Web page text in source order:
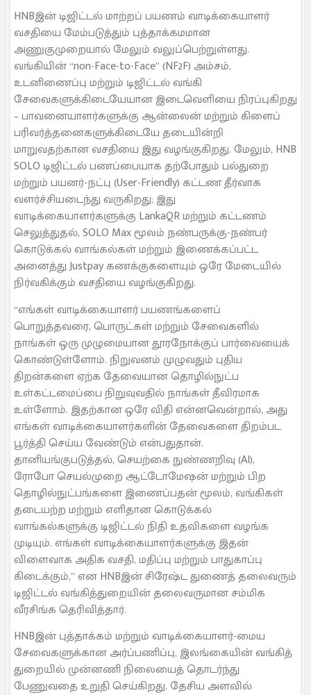
HNBஇன் டிஜிட்டல் மாற்றப் பயணம் வாடிக்கையாளர்
வசதியை மேம்படுத்தும் புத்தாக்கமமான
அணுகுமுறையால் மேலும் வலுப்பெற்றுள்ளது.
வங்கியின் “non-Face-to-Face” (NF2F) அம்சம்,
உடனிணைப்பு மற்றும் டிஜிட்டல் வங்கி
சேவைகளுக்கிடையேயான இடைவெளியை நிரப்புகிறது
– பாவனையாளர்களுக்கு ஆன்லைன் மற்றும் கிளைப்
பரிவர்த்தனைகளுக்கிடையே தடையின்றி
மாறுவதற்கான வசதியை இது வழங்குகிறது. மேலும், HNB
SOLO டிஜிட்டல் பணப்பையாக தற்போதும் பல்துறை
மற்றும் பயனர்-நட்பு (User-Friendly) கட்டண தீர்வாக
வளர்ச்சியடைந்து வருகிறது; இது
வாடிக்கையாளர்களுக்கு LankaQR மற்றும் கட்டணம்
செலுத்துதல், SOLO Max மூலம் நண்பருக்கு-நண்பர்
கொடுக்கல் வாங்கல்கள் மற்றும் இணைக்கப்பட்ட
அனைத்து Justpay கணக்குகளையும் ஒரே மேடையில்
நிர்வகிக்கும் வசதியை வழங்குகிறது.
“எங்கள் வாடிக்கையாளர் பயணங்களைப்
பொறுத்தவரை, பொருட்கள் மற்றும் சேவைகளில்
நாங்கள் ஒரு முழுமையான தூரநோக்குப் பார்வையைக்
கொண்டுள்ளோம். நிறுவனம் முழுவதும் புதிய
திறன்களை ஏற்க தேவையான தொழில்நுட்ப
உள்கட்டமைப்பை நிறுவுவதில் நாங்கள் தீவிரமாக
உள்ளோம். இதற்கான ஒரே விதி என்னவென்றால், அது
எங்கள் வாடிக்கையாளர்களின் தேவைகளை திறம்பட
பூர்த்தி செய்ய வேண்டும் என்பதுதான்.
தானியங்குபடுத்தல், செயற்கை நுண்ணறிவு (AI),
ரோபோ செயல்முறை ஆட்டோமேஷன் மற்றும் பிற
தொழில்நுட்பங்களை இணைப்பதன் மூலம், வங்கிகள்
தடையற்ற மற்றும் எளிதான கொடுக்கல்
வாங்கல்களுக்கு டிஜிட்டல் நிதி உதவிகளை வழங்க
முடியும். எங்கள் வாடிக்கையாளர்களுக்கு இதன்
விளைவாக அதிக வசதி, மதிப்பு மற்றும் பாதுகாப்பு
கிடைக்கும்,” என HNBஇன் சிரேஷ்ட துணைத் தலைவரும்
டிஜிட்டல் வங்கித்துறையின் தலைவருமான சம்மிக
வீரசிங்க தெரிவித்தார்.
HNBஇன் புத்தாக்கம் மற்றும் வாடிக்கையாளர்-மைய
சேவைகளுக்கான அர்ப்பணிப்பு, இலங்கையின் வங்கித்
துறையில் முன்னணி நிலையைத் தொடர்ந்து
பேணுவதை உறுதி செய்கிறது. தேசிய அளவில்